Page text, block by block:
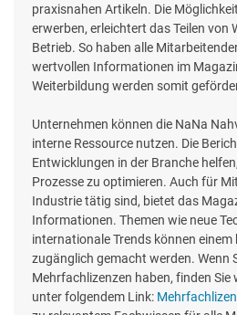
praxisnahen Artikeln. Die
erwerben, erleichtert das Teilen von
Betrieb. So haben alle
wertvollen Informationen im
Weiterbildung werden somit
Unternehmen können die NaNa
interne Ressource nutzen. Die
Entwicklungen in der Branche
Prozesse zu optimieren. Auch für
Industrie tätig sind, bietet das
Informationen. Themen wie neue
internationale Trends können
zugänglich gemacht werden. Wenn
Mehrfachlizenzen haben, finden
unter folgendem Link: